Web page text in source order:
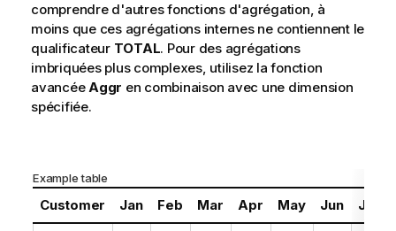
comprendre d'autres fonctions d'agrégation, à
moins que ces agrégations internes ne contiennent le
qualificateur TOTAL. Pour des agrégations
imbriquées plus complexes, utilisez la fonction
avancéeAggr en combinaison avec une dimension
spécifiée.
Example table
Customer Jan Feb Mar Apr May Jun Jul